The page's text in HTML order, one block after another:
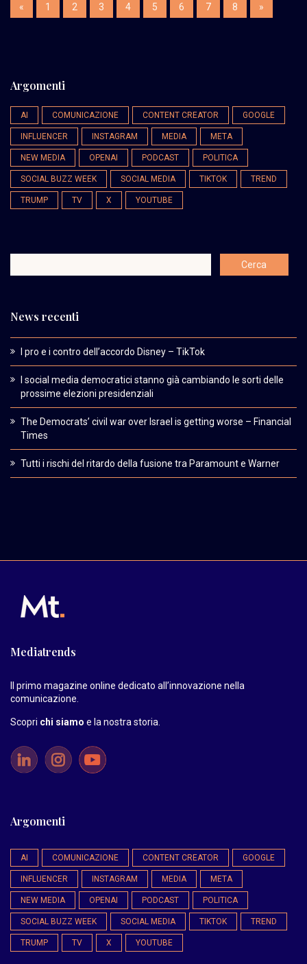
« 1 2 3 4 5 6 7 8 »
Argomenti
AI COMUNICAZIONE CONTENT CREATOR GOOGLE
INFLUENCER INSTAGRAM MEDIA META
NEW MEDIA OPENAI PODCAST POLITICA
SOCIAL BUZZ WEEK SOCIAL MEDIA TIKTOK TREND
TRUMP TV X YOUTUBE
News recenti
I pro e i contro dell’accordo Disney – TikTok
I social media democratici stanno già cambiando le sorti delle
prossime elezioni presidenziali
The Democrats’ civil war over Israel is getting worse – Financial
Times
Tutti i rischi del ritardo della fusione tra Paramount e Warner
Mediatrends
Il primo magazine online dedicato all’innovazione nella
comunicazione.
Scopri chi siamo e la nostra storia
Argomenti
AI COMUNICAZIONE CONTENT CREATOR GOOGLE
INFLUENCER INSTAGRAM MEDIA META
NEW MEDIA OPENAI PODCAST POLITICA
SOCIAL BUZZ WEEK SOCIAL MEDIA TIKTOK TREND
TRUMP TV X YOUTUBE